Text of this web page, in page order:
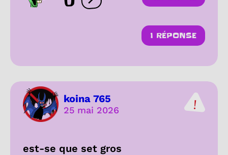
Ouvrir les réactions
1 RÉPONSE
koina 765
25 mai 2026
est-se que set gros